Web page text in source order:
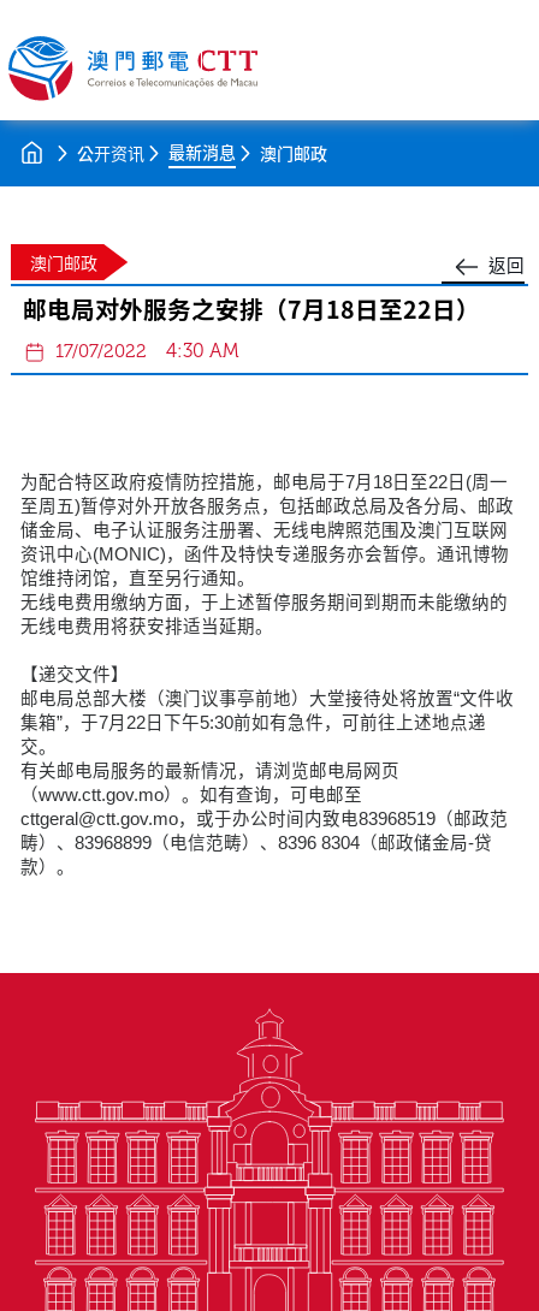
公开资讯 最新消息 澳门邮政
返回
澳门邮政
邮电局对外服务之安排（7月18日至22日）
17/07/2022 4:30 AM
为配合特区政府疫情防控措施，邮电局于7月18日至22日(周一
至周五)暂停对外开放各服务点，包括邮政总局及各分局、邮政
储金局、电子认证服务注册署、无线电牌照范围及澳门互联网
资讯中心(MONIC)，函件及特快专递服务亦会暂停。通讯博物
馆维持闭馆，直至另行通知。
无线电费用缴纳方面，于上述暂停服务期间到期而未能缴纳的
无线电费用将获安排适当延期。
【递交文件】
邮电局总部大楼（澳门议事亭前地）大堂接待处将放置“文件收
集箱”，于7月22日下午5:30前如有急件，可前往上述地点递
交。
有关邮电局服务的最新情况，请浏览邮电局网页
（www.ctt.gov.mo）。如有查询，可电邮至
cttgeral@ctt.gov.mo，或于办公时间内致电83968519（邮政范
畴）、83968899（电信范畴）、8396 8304（邮政储金局-贷
款）。